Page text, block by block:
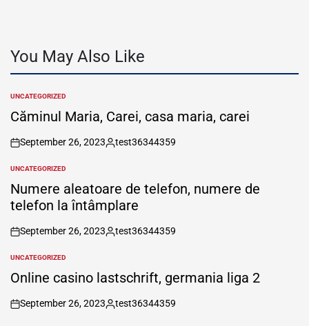
You May Also Like
POSTED
IN
UNCATEGORIZED
Căminul Maria, Carei, casa maria, carei
on
September 26, 2023
Posted
test36344359
POSTED
IN
UNCATEGORIZED
Numere aleatoare de telefon, numere de
telefon la întâmplare
on
September 26, 2023
Posted
test36344359
POSTED
IN
UNCATEGORIZED
Online casino lastschrift, germania liga 2
on
September 26, 2023
Posted
test36344359